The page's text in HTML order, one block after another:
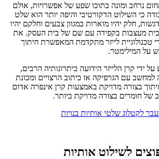
נרחב ומונה בתוכו שפע של אפשרויות, אולם
כי השילוט הדקורטיבי והיפה יותר הוא שלט
חלק יהיו מוארות במגוון צבעים וחלקם יהיו
מעצבות בקפידה עם שם של בית העסק. את
טכנולוגיית לייזר מתקדמת המאפשרת חיתוך
על המילימטר.
ידי קרן הלייזר הידועה ביתרונותיה הרבים,
עם הגרפיקה או כיתוב הרצויים ומכונת
בצורה מדויקת באמצעות קרן אינפרה אדום
של חומרים בצורה מדויקת ביותר.
לקטלוג שלטי אותיות בנויות
לשילוט אותיות